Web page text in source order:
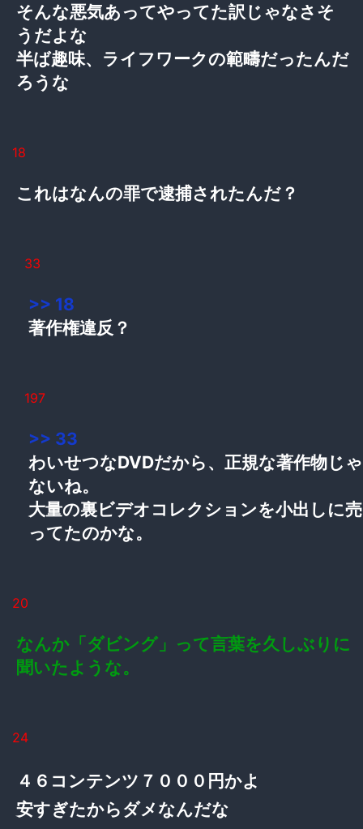
そんな悪気あってやってた訳じゃなさそ
うだよな
半ば趣味、ライフワークの範疇だったんだ
ろうな
18
これはなんの罪で逮捕されたんだ？
33
>> 18
著作権違反？
197
>> 33
わいせつなDVDだから、正規な著作物じゃ
ないね。
大量の裏ビデオコレクションを小出しに売
ってたのかな。
20
なんか「ダビング」って言葉を久しぶりに
聞いたような。
24
４６コンテンツ７０００円かよ
安すぎたからダメなんだな